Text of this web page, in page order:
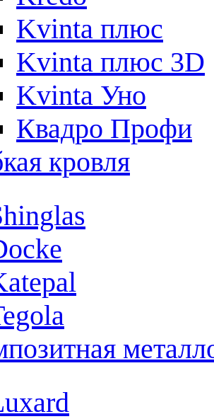
Kvinta плюс
Kvinta плюс 3D
Kvinta Уно
Квадро Профи
кровля